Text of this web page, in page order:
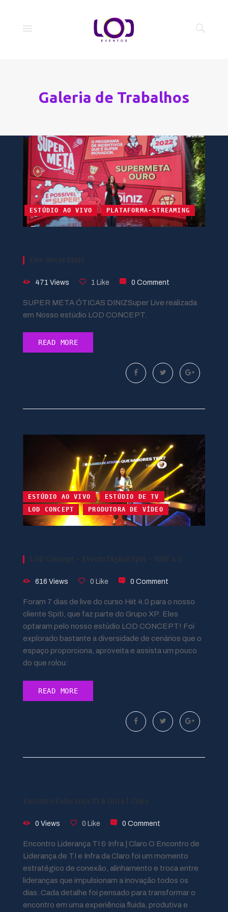
Galeria de Trabalhos
ESTÚDIO AO VIVO PLATAFORMA-STREAMING
Live óticas Diniz
471 Views 1 Like 0 Comment
SUPER META ÓTICAS DINIZSuper Live realizada
em Nosso estúdio LOD CONCEPT.
READ MORE
ESTÚDIO AO VIVO
ESTÚDIO DE TV
LOD CONCEPT
PRODUTORA DE VÍDEO
LOD Concept – Evento Digital Spiti – HIIT 4.0
616 Views 0 Like 0 Comment
Foram 7 dias de live do curso Hiit 4.0 para o nosso
cliente Spiti, que faz parte do Grupo XP. Eles
optaram pelo nosso estúdio LOD CONCEPT! Foi
explorado bastante a diversidade de cenários que o
espaço proporciona, aproveita e assista um pouco
do que rolou:
READ MORE
Encontro Liderança TI & Infra | Claro
0 Views 0 Like 0 Comment
Encontro Liderança TI & Infra | Claro O Encontro de
Liderança de TI e Infra da Claro foi um momento
estratégico de conexão, alinhamento e troca entre
lideranças que impulsionam a inovação todos os
dias. Cada detalhe foi pensado para transformar o
encontro em uma experiência fluida, produtiva e